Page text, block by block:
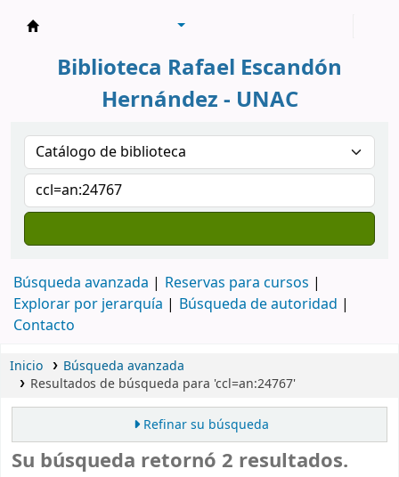
Biblioteca Rafael Escandón
Hernández - UNAC
Búsqueda avanzada
Reservas para cursos
Explorar por jerarquía
Búsqueda de autoridad
Contacto
Inicio
Búsqueda avanzada
Resultados de búsqueda para 'ccl=an:24767'
Refinar su búsqueda
Su búsqueda retornó 2 resultados.